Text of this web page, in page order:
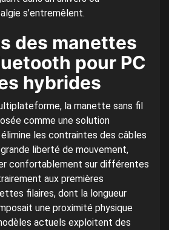
s’entremêlent.
des manettes
pour PC
hybrides
la manette sans fil
comme une solution
les contraintes des câbles
liberté de mouvement,
confortablement sur différentes
aux premières
filaires, dont la longueur
une proximité physique
actuels exploitent des